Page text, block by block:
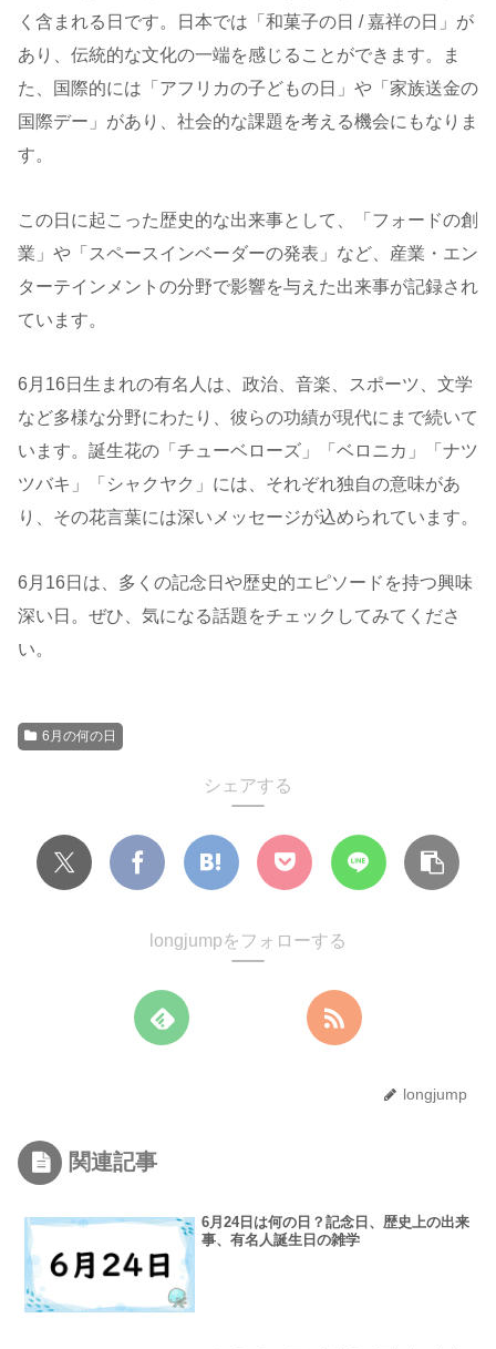
く含まれる日です。日本では「和菓子の日 / 嘉祥の日」が
あり、伝統的な文化の一端を感じることができます。ま
た、国際的には「アフリカの子どもの日」や「家族送金の
国際デー」があり、社会的な課題を考える機会にもなりま
す。
この日に起こった歴史的な出来事として、「フォードの創
業」や「スペースインベーダーの発表」など、産業・エン
ターテインメントの分野で影響を与えた出来事が記録され
ています。
6月16日生まれの有名人は、政治、音楽、スポーツ、文学
など多様な分野にわたり、彼らの功績が現代にまで続いて
います。誕生花の「チューベローズ」「ベロニカ」「ナツ
ツバキ」「シャクヤク」には、それぞれ独自の意味があ
り、その花言葉には深いメッセージが込められています。
6月16日は、多くの記念日や歴史的エピソードを持つ興味
深い日。ぜひ、気になる話題をチェックしてみてくださ
い。
6月の何の日
シェアする
longjumpをフォローする
longjump
関連記事
6月24日は何の日？記念日、歴史上の出来
事、有名人誕生日の雑学